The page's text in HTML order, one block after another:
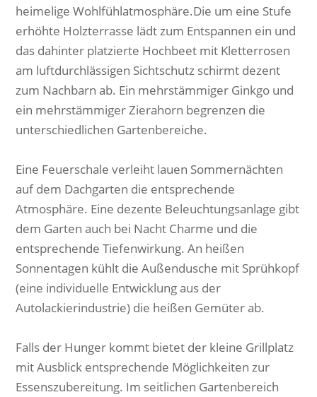
heimelige Wohlfühlatmosphäre.Die um eine Stufe
erhöhte Holzterrasse lädt zum Entspannen ein und
das dahinter platzierte Hochbeet mit Kletterrosen
am luftdurchlässigen Sichtschutz schirmt dezent
zum Nachbarn ab. Ein mehrstämmiger Ginkgo und
ein mehrstämmiger Zierahorn begrenzen die
unterschiedlichen Gartenbereiche.
Eine Feuerschale verleiht lauen Sommernächten
auf dem Dachgarten die entsprechende
Atmosphäre. Eine dezente Beleuchtungsanlage gibt
dem Garten auch bei Nacht Charme und die
entsprechende Tiefenwirkung. An heißen
Sonnentagen kühlt die Außendusche mit Sprühkopf
(eine individuelle Entwicklung aus der
Autolackierindustrie) die heißen Gemüter ab.
Falls der Hunger kommt bietet der kleine Grillplatz
mit Ausblick entsprechende Möglichkeiten zur
Essenszubereitung. Im seitlichen Gartenbereich